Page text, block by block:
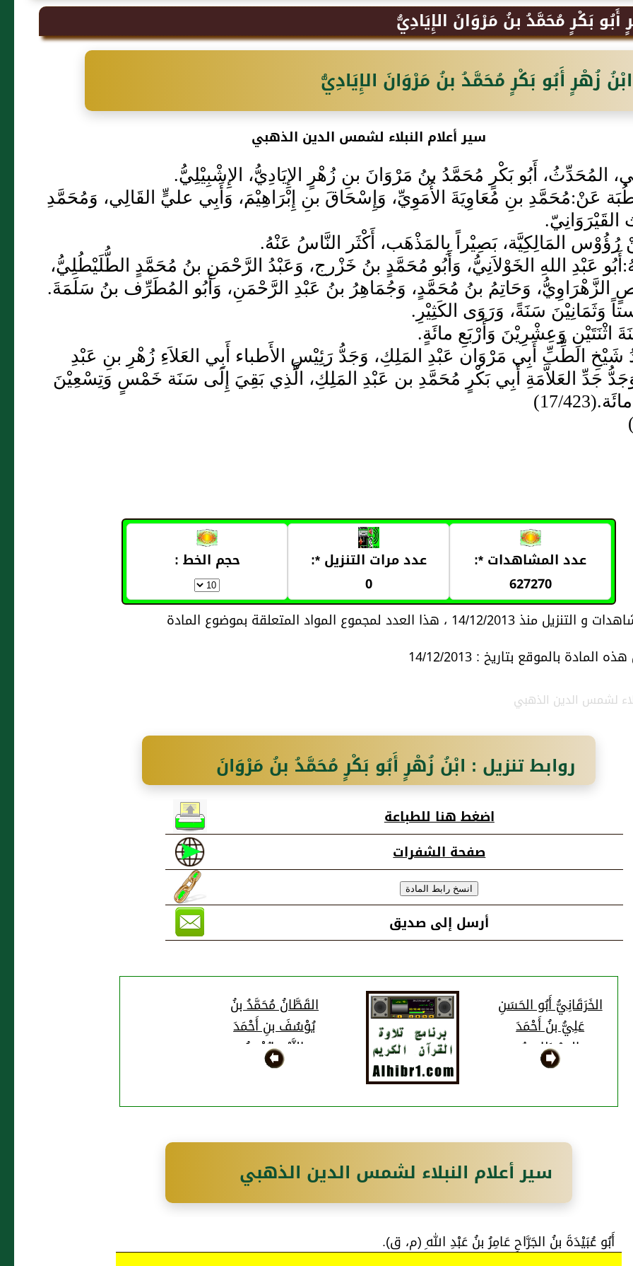
أَبُو بَكْرٍ مُحَمَّدُ بنُ مَرْوَانَ الإِيَادِيُّ
ابْنُ زُهْرٍ أَبُو بَكْرٍ مُحَمَّدُ بنُ مَرْوَانَ الإِيَادِيُّ
سير أعلام النبلاء لشمس الدين الذهبي
المُحَدِّثُ، أَبُو بَكْرٍ مُحَمَّدُ بنُ مَرْوَانَ بنِ زُهْرٍ الإِيَادِيُّ، الإِشْبِيْلِيُّ.
عَنْ:مُحَمَّدِ بنِ مُعَاوِيَةَ الأُمَوِيِّ، وَإِسْحَاقَ بنِ إِبْرَاهِيْمَ، وَأَبِي عليٍّ القَالِي، وَمُحَمَّدِ
المَالِكِيَّة، بَصِيْراً بِالمَذْهَب، أَكْثَر النَّاسُ عَنْهُ.
عَبْدِ اللهِ الخَوْلاَنِيُّ، وَأَبُو مُحَمَّدٍ بنُ خَزْرج، وَعَبْدُ الرَّحْمَنِ بنُ مُحَمَّدٍ الطُّلَيْطُلِيُّ،
الزَّهْرَاوِيُّ، وَحَاتِمُ بنُ مُحَمَّدٍ، وَجُمَاهِرُ بنُ عَبْدِ الرَّحْمَنِ، وَأَبُو المُطَرِّف بنُ سَلَمَةَ.
وَثَمَانِيْنَ سَنَةً، وَرَوَى الكَثِيْرِ.
اثْنَتَيْنِ وَعِشْرِيْنَ وَأَرْبَعِ مائَةٍ.
شَيْخِ الطِّبِّ أَبِي مَرْوَان عَبْدِ المَلِكِ، وَجَدُّ رَئِيْسِ الأَطباء أَبِي العَلاَءِ زُهْرِ بنِ عَبْدِ
جَدِّ العَلاَّمَةِ أَبِي بَكْرٍ مُحَمَّدِ بن عَبْدِ المَلِكِ، الَّذِي بَقِيَ إِلَى سَنَة خَمْسٍ وَتِسْعِيْنَ
423)
عدد المشاهدات *:
627270
عدد مرات التنزيل *:
0
حجم الخط :
2013 ، هذا العدد لمجموع المواد المتعلقة بموضوع المادة
بالموقع بتاريخ : 14/12/2013
لشمس الدين الذهبي
روابط تنزيل : ابْنُ زُهْرٍ أَبُو بَكْرٍ مُحَمَّدُ بنُ مَرْوَانَ
الإِيَادِيُّ
اضغط هنا للطباعة
صفحة الشفرات
أرسل إلى صديق
الخَرَقَانِيُّ أَبُو الحَسَنِ
عَلِيُّ بنُ أَحْمَدَ
البِسْطَامِيُّ
القَطَّانُ مُحَمَّدُ بنُ
يُوْسُفَ بنِ أَحْمَدَ
النَّيْسَابُوْرِيُّ
سير أعلام النبلاء لشمس الدين الذهبي
أَبُو عُبَيْدَةَ بنُ الجَرَّاحِ عَامِرُ بنُ عَبْدِ اللهِ (م، ق).